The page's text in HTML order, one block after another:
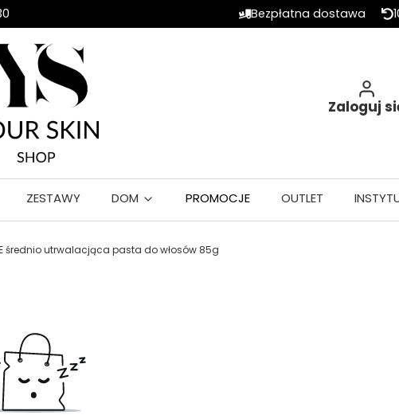
Bezpłatna dostawa
Zaloguj
ZESTAWY DOM PROMOCJE OUTLET
średnio utrwalacjąca pasta do włosów 85g